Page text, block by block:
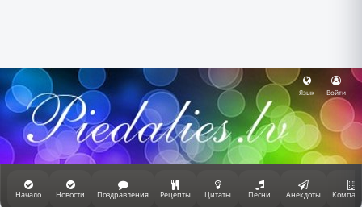
Язык Войти
Начало Новости Поздравления Рецепты Цитаты Песни Анекдоты